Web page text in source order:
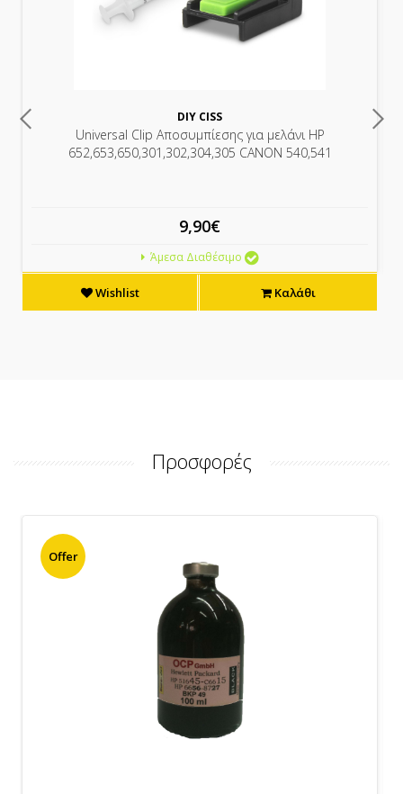
DIY CISS
Universal Clip Αποσυμπίεσης για μελάνι HP
652,653,650,301,302,304,305 CANON 540,541
9,90€
Άμεσα Διαθέσιμο
Wishlist Καλάθι
Προσφορές
Offer